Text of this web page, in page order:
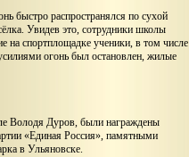
быстро распространялся по сухой
Увидев это, сотрудники школы
спортплощадке ученики, в том числе
огонь был остановлен, жилые
Володя Дуров, были награждены
«Единая Россия», памятными
в Ульяновске.